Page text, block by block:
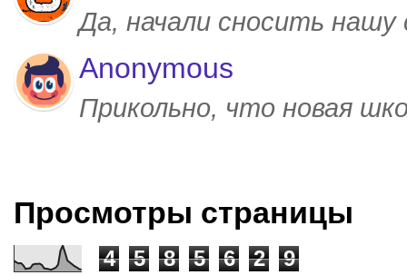
Да, начали сносить
Anonymous
Прикольно, что новая
Просмотры страницы
4 5 8 5 6 2 9